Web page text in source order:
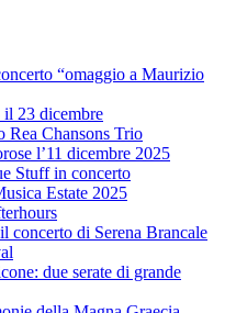
“omaggio a Maurizio
il 23 dicembre
Rea Chansons Trio
l’11 dicembre 2025
Stuff in concerto
Estate 2025
di Serena Brancale
due serate di grande